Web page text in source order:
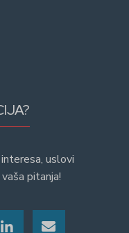
uslovi
pitanja!